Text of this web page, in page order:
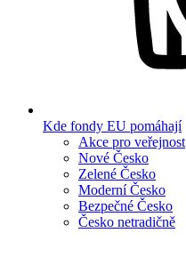
Kde fondy EU pomáhají
Akce pro veřejnost
Nové Česko
Zelené Česko
Moderní Česko
Bezpečné Česko
Česko netradičně